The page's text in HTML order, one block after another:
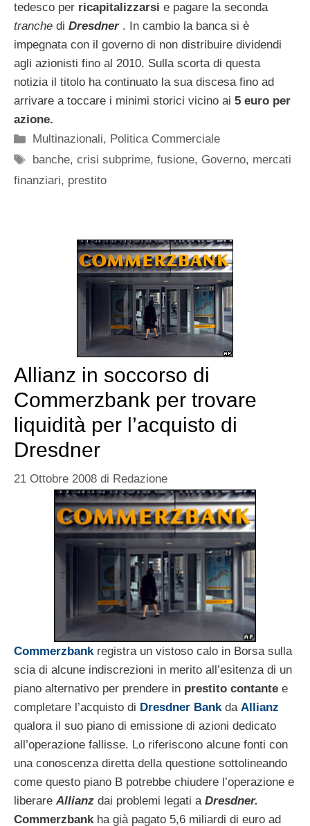
tedesco per ricapitalizzarsi e pagare la seconda
tranche di Dresdner. In cambio la banca si è
impegnata con il governo di non distribuire dividendi
agli azionisti fino al 2010. Sulla scorta di questa
notizia il titolo ha continuato la sua discesa fino ad
arrivare a toccare i minimi storici vicino ai 5 euro per
azione.
Categorie
Multinazionali, Politica Commerciale
Tag
banche,crisi subprime,fusione, Governo, mercati
finanziari, prestito
Allianz in soccorso di
Commerzbank per trovare
liquidità per l’acquisto di
Dresdner
21 Ottobre 2008 di Redazione
Commerzbank registra un vistoso calo in Borsa sulla
scia di alcune indiscrezioni in merito all’esitenza di un
piano alternativo per prendere in prestito contante e
completare l’acquisto di Dresdner Bank da Allianz
qualora il suo piano di emissione di azioni dedicato
all’operazione fallisse. Lo riferiscono alcune fonti con
una conoscenza diretta della questione sottolineando
come questo piano B potrebbe chiudere l’operazione e
liberare Allianz dai problemi legati a Dresdner.
Commerzbank ha già pagato 5,6 miliardi di euro ad